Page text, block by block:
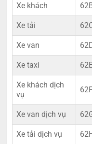
Xe khách
Xe tải
Xe van
Xe taxi
Xe khách dịch
vụ
Xe van dịch vụ
Xe tải dịch vụ